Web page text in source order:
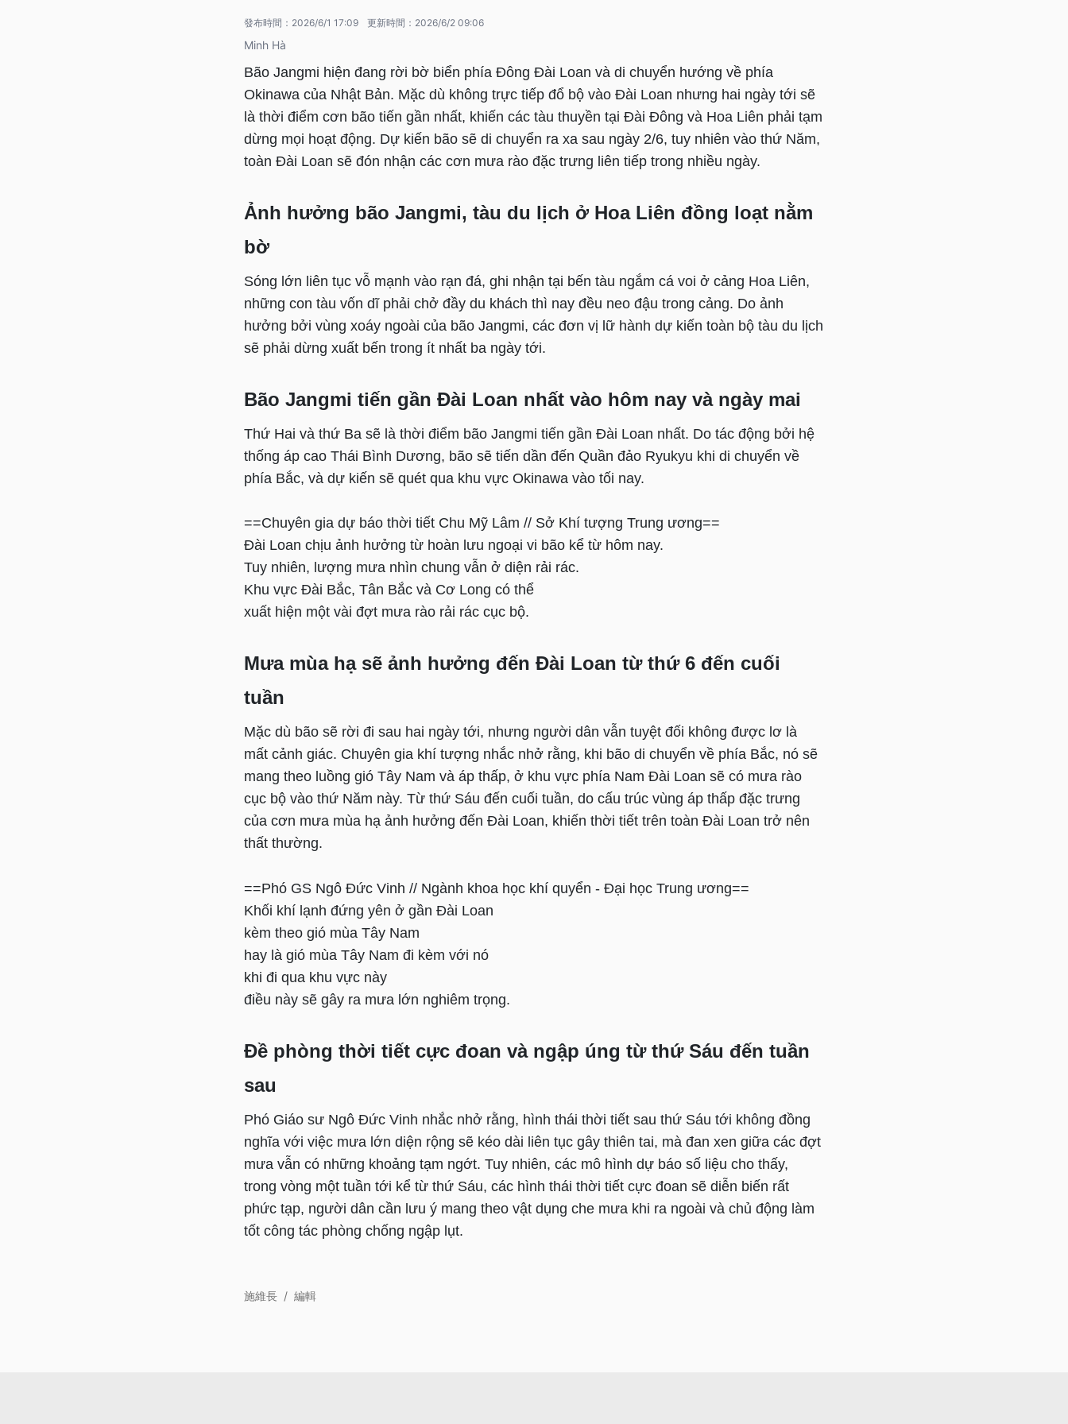
發布時間： 2026/6/1 17:09 更新時間： 2026/6/2 09:06
Minh Hà
Bão Jangmi hiện đang rời bờ biển phía Đông Đài Loan và di chuyển hướng về phía
Okinawa của Nhật Bản. Mặc dù không trực tiếp đổ bộ vào Đài Loan nhưng hai ngày tới sẽ
là thời điểm cơn bão tiến gần nhất, khiến các tàu thuyền tại Đài Đông và Hoa Liên phải tạm
dừng mọi hoạt động. Dự kiến bão sẽ di chuyển ra xa sau ngày 2/6, tuy nhiên vào thứ Năm,
toàn Đài Loan sẽ đón nhận các cơn mưa rào đặc trưng liên tiếp trong nhiều ngày.
Ảnh hưởng bão Jangmi, tàu du lịch ở Hoa Liên đồng loạt nằm
bờ
Sóng lớn liên tục vỗ mạnh vào rạn đá, ghi nhận tại bến tàu ngắm cá voi ở cảng Hoa Liên,
những con tàu vốn dĩ phải chở đầy du khách thì nay đều neo đậu trong cảng. Do ảnh
hưởng bởi vùng xoáy ngoài của bão Jangmi, các đơn vị lữ hành dự kiến toàn bộ tàu du lịch
sẽ phải dừng xuất bến trong ít nhất ba ngày tới.
Bão Jangmi tiến gần Đài Loan nhất vào hôm nay và ngày mai
Thứ Hai và thứ Ba sẽ là thời điểm bão Jangmi tiến gần Đài Loan nhất. Do tác động bởi hệ
thống áp cao Thái Bình Dương, bão sẽ tiến dần đến Quần đảo Ryukyu khi di chuyển về
phía Bắc, và dự kiến sẽ quét qua khu vực Okinawa vào tối nay.
==Chuyên gia dự báo thời tiết Chu Mỹ Lâm // Sở Khí tượng Trung ương==
Đài Loan chịu ảnh hưởng từ hoàn lưu ngoại vi bão kể từ hôm nay.
Tuy nhiên, lượng mưa nhìn chung vẫn ở diện rải rác.
Khu vực Đài Bắc, Tân Bắc và Cơ Long có thể
xuất hiện một vài đợt mưa rào rải rác cục bộ.
Mưa mùa hạ sẽ ảnh hưởng đến Đài Loan từ thứ 6 đến cuối
tuần
Mặc dù bão sẽ rời đi sau hai ngày tới, nhưng người dân vẫn tuyệt đối không được lơ là
mất cảnh giác. Chuyên gia khí tượng nhắc nhở rằng, khi bão di chuyển về phía Bắc, nó sẽ
mang theo luồng gió Tây Nam và áp thấp, ở khu vực phía Nam Đài Loan sẽ có mưa rào
cục bộ vào thứ Năm này. Từ thứ Sáu đến cuối tuần, do cấu trúc vùng áp thấp đặc trưng
của cơn mưa mùa hạ ảnh hưởng đến Đài Loan, khiến thời tiết trên toàn Đài Loan trở nên
thất thường.
==Phó GS Ngô Đức Vinh // Ngành khoa học khí quyển - Đại học Trung ương==
Khối khí lạnh đứng yên ở gần Đài Loan
kèm theo gió mùa Tây Nam
hay là gió mùa Tây Nam đi kèm với nó
khi đi qua khu vực này
điều này sẽ gây ra mưa lớn nghiêm trọng.
Đề phòng thời tiết cực đoan và ngập úng từ thứ Sáu đến tuần
sau
Phó Giáo sư Ngô Đức Vinh nhắc nhở rằng, hình thái thời tiết sau thứ Sáu tới không đồng
nghĩa với việc mưa lớn diện rộng sẽ kéo dài liên tục gây thiên tai, mà đan xen giữa các đợt
mưa vẫn có những khoảng tạm ngớt. Tuy nhiên, các mô hình dự báo số liệu cho thấy,
trong vòng một tuần tới kể từ thứ Sáu, các hình thái thời tiết cực đoan sẽ diễn biến rất
phức tạp, người dân cần lưu ý mang theo vật dụng che mưa khi ra ngoài và chủ động làm
tốt công tác phòng chống ngập lụt.
施維長 / 編輯